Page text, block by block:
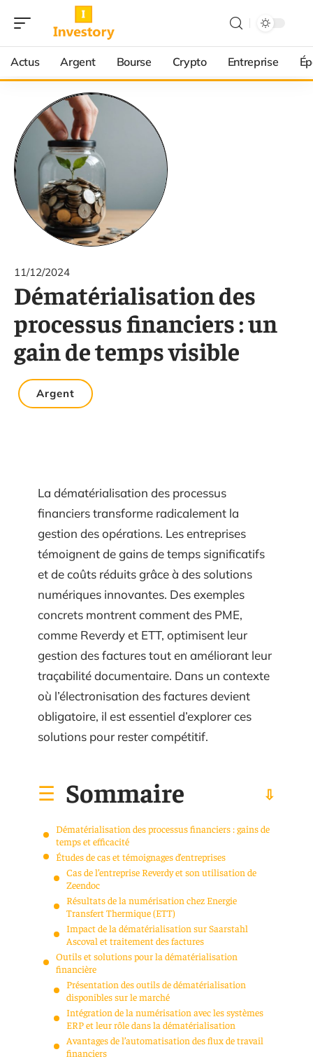
Actus Argent Bourse Crypto Entreprise
11/12/2024
Dématérialisation des
processus financiers : un
gain de temps visible
Argent
La dématérialisation des processus
financiers transforme radicalement la
gestion des opérations. Les entreprises
témoignent de gains de temps significatifs
et de coûts réduits grâce à des solutions
numériques innovantes. Des exemples
concrets montrent comment des PME,
comme Reverdy et ETT, optimisent leur
gestion des factures tout en améliorant leur
traçabilité documentaire. Dans un contexte
où l’électronisation des factures devient
obligatoire, il est essentiel d’explorer ces
solutions pour rester compétitif.
Sommaire
Dématérialisation des processus financiers : gains de
temps et efficacité
Études de cas et témoignages d’entreprises
Cas de l’entreprise Reverdy et son utilisation de
Zeendoc
Résultats de la numérisation chez Energie
Transfert Thermique (ETT)
Impact de la dématérialisation sur Saarstahl
Ascoval et traitement des factures
Outils et solutions pour la dématérialisation
financière
Présentation des outils de dématérialisation
disponibles sur le marché
Intégration de la numérisation avec les systèmes
ERP et leur rôle dans la dématérialisation
Avantages de l’automatisation des flux de travail
financiers